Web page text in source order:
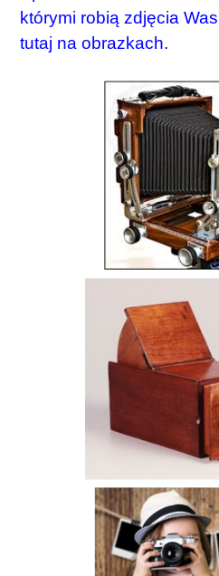
którymi robią zdjęcia
tutaj na obrazkach.